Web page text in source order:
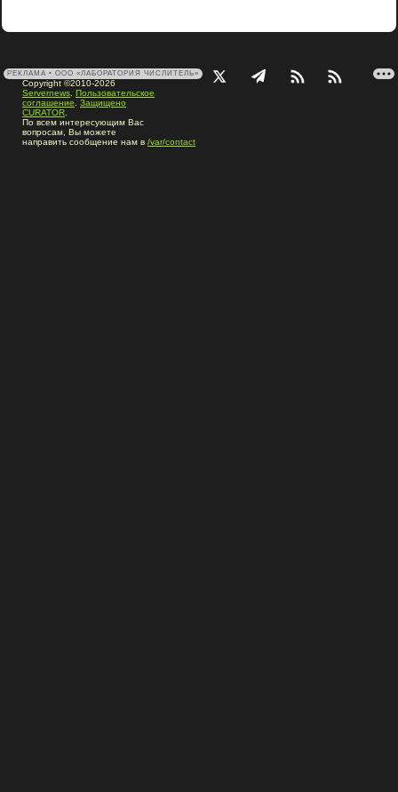
РЕКЛАМА • ООО «ЛАБОРАТОРИЯ ЧИСЛИТЕЛЬ»
Copyright ©2010-2026
Servernews Пользовательское
соглашение
Защищено
CURATOR
По всем интересующим Вас
вопросам, Вы можете
направить сообщение нам в /var/contact